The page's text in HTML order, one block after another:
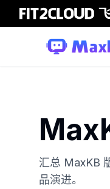
汇总 MaxKB
品演进。